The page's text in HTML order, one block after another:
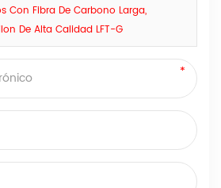
Con Fibra De Carbono Larga,
De Alta Calidad LFT-G